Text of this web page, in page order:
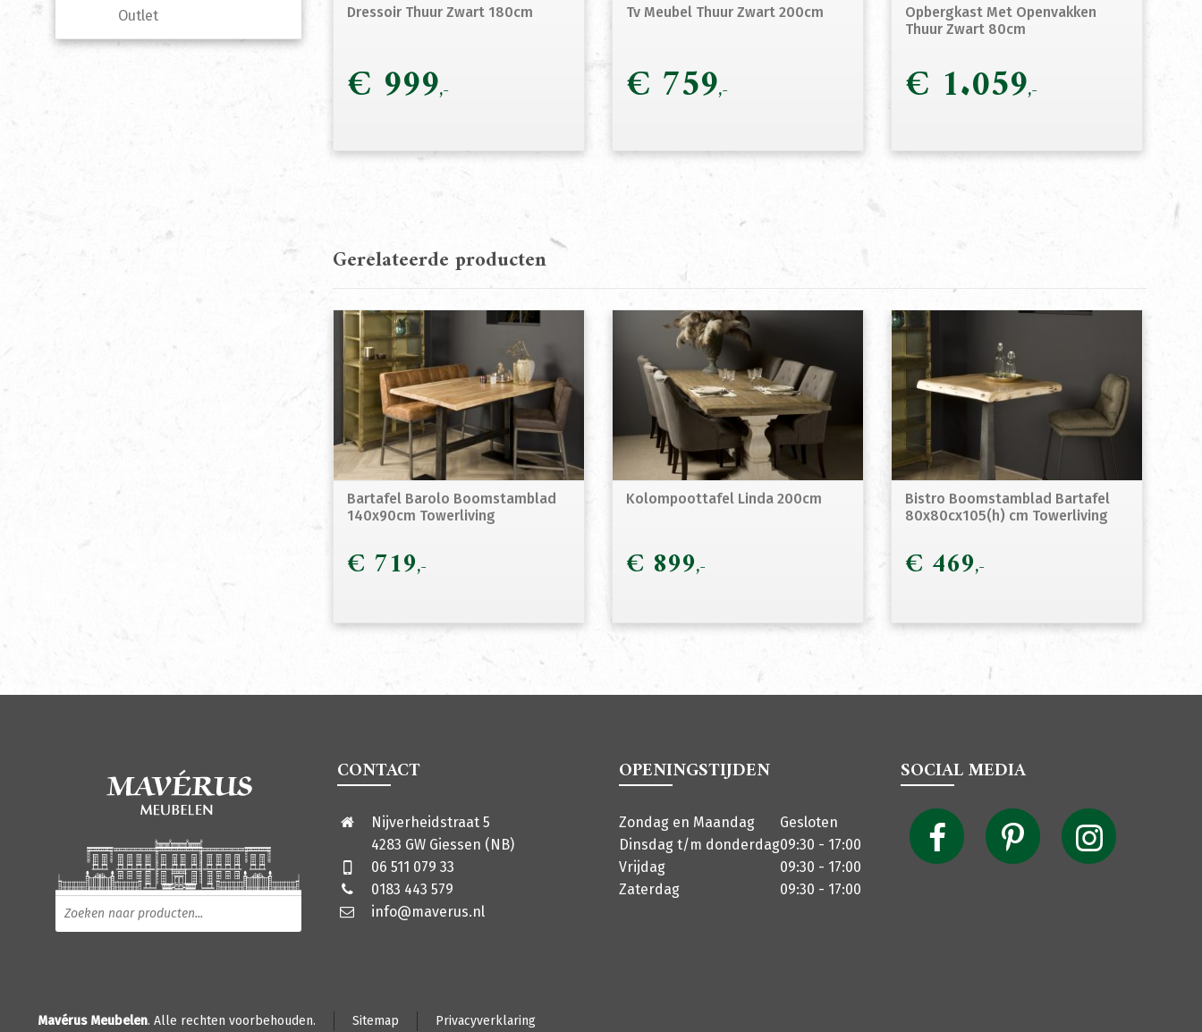
Dressoir Thuur Zwart 180cm
€ 999
Tv Meubel Thuur Zwart 200cm
€ 759
Opbergkast Met Openvakken
Thuur Zwart 80cm
€ 1.059
Gerelateerde producten
Bartafel Barolo Boomstamblad
140x90cm Towerliving
€ 719
Kolompoottafel Linda 200cm
€ 899
Bistro Boomstamblad Bartafel
80x80cx105(h) cm Towerliving
€ 469
Outlet
Producten zoeken
CONTACT
Nijverheidstraat 5
4283 GW Giessen (NB)
06 511 079 33
0183 443 579
info@maverus.nl
OPENINGSTIJDEN
Zondag en Maandag
Gesloten
Dinsdag t/m donderdag09:30 - 17:00
Vrijdag
09:30 - 17:00
Zaterdag
09:30 - 17:00
SOCIAL MEDIA
Mavérus Meubelen. Alle rechten voorbehouden. Sitemap Privacyverklaring